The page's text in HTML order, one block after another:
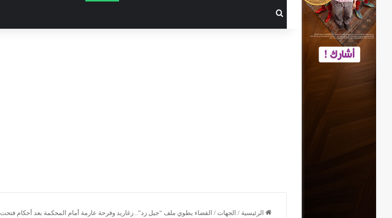
الرئيسية / الجهات / القضاء يطوي ملف “جيل زد”.. زغاريد وفرحة عارمة أمام المحكمة بعد أحكام فتحت